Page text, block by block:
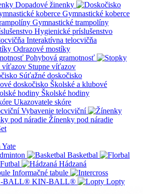
Dopadové žinenky
Gymnastické koberce
Gymnastické trampolíny
Hygienické príslušenstvo
Interaktívna telocvičňa
Odrazové mostíky
Pohybová gramotnosť
Stupne víťazov
Súťažné doskočisko
Školské a klubové
Školské hodiny
Ukazovatele skóre
Vybavenie telocviční
Žínenky pod náradie
Yate
Basketbal
Futbal
Hádzaná
Informačné tabule
KIN-BALL® Lopty